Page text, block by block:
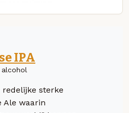
IPA
redelijke sterke
Ale waarin